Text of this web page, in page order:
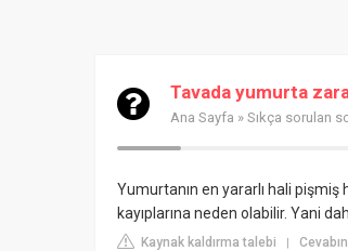
Tavada yumurta
Ana Sayfa » Sıkça sorulan
Yumurtanın en yararlı hali
kayıplarına neden olabilir. Yani
Kaynak kaldırma talebi |